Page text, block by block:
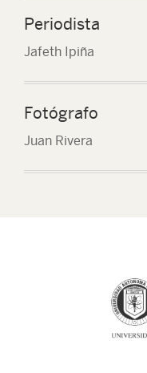
Periodista
Jafeth Ipiña
Fotógrafo
Juan Rivera